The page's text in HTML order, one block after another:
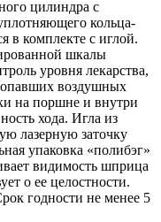
цилиндра с
кольца-
комплекте с иглой.
шкалы
уровня лекарства,
воздушных
на поршне и внутри
хода. Игла из
лазерную заточку
упаковка «полибэг»
видимость шприца
о ее целостности.
годности не менее 5